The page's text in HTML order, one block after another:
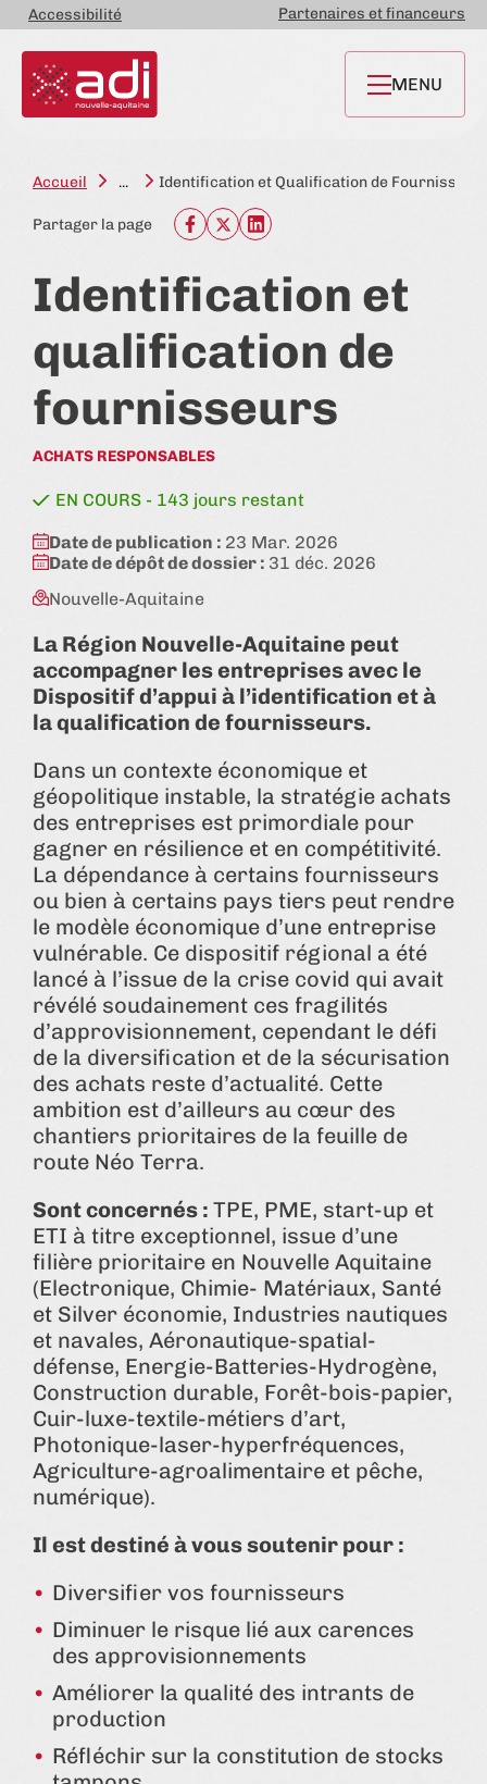
Accessibilité Partenaires et financeurs
MENU
Accueil ... Identification et Qualification de
Partager la page
Identification et
qualification de
fournisseurs
ACHATS RESPONSABLES
état:EN COURS - 143 jours restant
Date de publication : 23 Mar. 2026
Date de dépôt de dossier : 31 déc. 2026
Nouvelle-Aquitaine
La Région Nouvelle-Aquitaine peut
accompagner les entreprises avec le
Dispositif d’appui à l’identification et à
la qualification de fournisseurs.
Dans un contexte économique et
géopolitique instable, la stratégie achats
des entreprises est primordiale pour
gagner en résilience et en compétitivité.
La dépendance à certains fournisseurs
ou bien à certains pays tiers peut rendre
le modèle économique d’une entreprise
vulnérable. Ce dispositif régional a été
lancé à l’issue de la crise covid qui avait
révélé soudainement ces fragilités
d’approvisionnement, cependant le défi
de la diversification et de la sécurisation
des achats reste d’actualité. Cette
ambition est d’ailleurs au cœur des
chantiers prioritaires de la feuille de
route Néo Terra.
Sont concernés : TPE, PME, start-up et
ETI à titre exceptionnel, issue d’une
filière prioritaire en Nouvelle Aquitaine
(Electronique, Chimie- Matériaux, Santé
et Silver économie, Industries nautiques
et navales, Aéronautique-spatial-
défense, Energie-Batteries-Hydrogène,
Construction durable, Forêt-bois-papier,
Cuir-luxe-textile-métiers d’art,
Photonique-laser-hyperfréquences,
Agriculture-agroalimentaire et pêche,
numérique).
Il est destiné à vous soutenir pour :
Diversifier vos fournisseurs
Diminuer le risque lié aux carences
des approvisionnements
Améliorer la qualité des intrants de
production
Réfléchir sur la constitution de stocks